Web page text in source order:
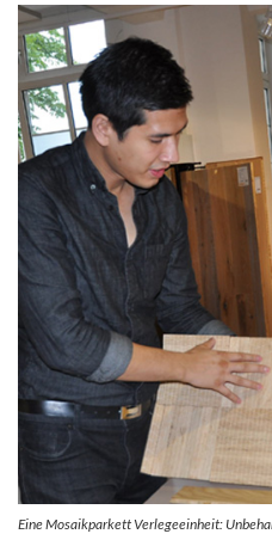
Eine Mosaikparkett Verlegeeinheit: